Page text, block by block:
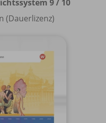
9 / 10
(Dauerlizenz)